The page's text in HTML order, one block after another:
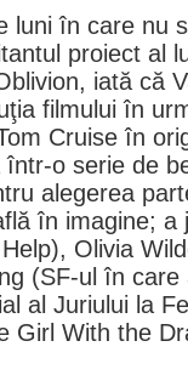
luni în care nu
proiect al
, iată că
filmului în
Cruise în
o serie de
alegerea
în imagine; a
), Olivia
(SF-ul în
al Juriului la
Girl With the